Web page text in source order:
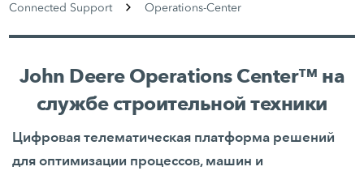
Connected Support Operations-Center
John Deere Operations Center™ на
службе строительной техники
Цифровая телематическая платформа решений
для оптимизации процессов, машин и